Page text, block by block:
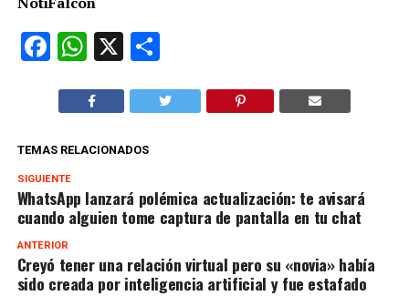
Facebook
WhatsApp
X Compartir
TEMAS RELACIONADOS
SIGUIENTE
WhatsApp lanzará polémica actualización: te avisará
cuando alguien tome captura de pantalla en tu chat
ANTERIOR
Creyó tener una relación virtual pero su «novia» había
sido creada por inteligencia artificial y fue estafado